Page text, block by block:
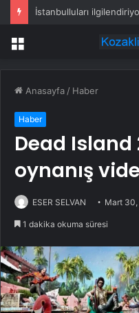
Menü
Anasayfa / Haber
Haber
Dead Island
oynanış
ESER SELVAN Mart
1 dakika okuma süresi